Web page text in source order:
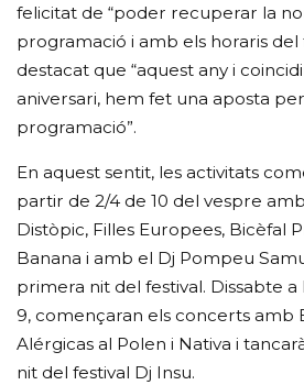
felicitat de “poder recuperar la
programació i amb els horaris del
destacat que “aquest any i
aniversari, hem fet una aposta
programació”.
En aquest sentit, les activitats
partir de 2/4 de 10 del vespre
Distòpic, Filles Europees, Bicèfal
Banana i amb el Dj Pompeu
primera nit del festival. Dissabte
9, començaran els concerts amb
Alérgicas al Polen i Nativa i
nit del festival Dj Insu.